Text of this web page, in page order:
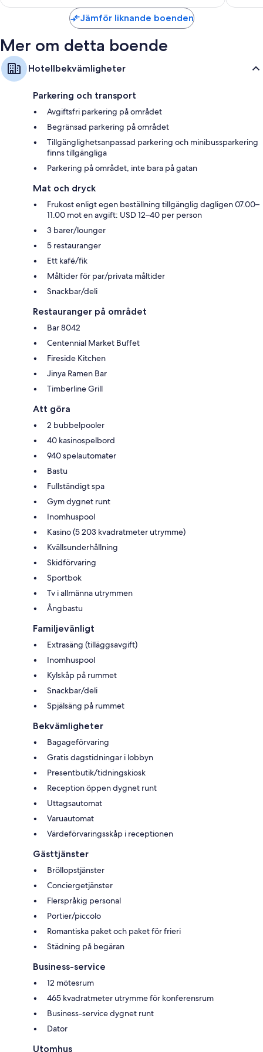
Badrum med åtskilda badkar och duschar och gratis toalettartiklar
Garderober, kylskåp och kaffe- och tebryggare
Jämför liknande boenden
Mer om detta boende
Hotellbekvämligheter
Parkering och transport
Avgiftsfri parkering på området
Begränsad parkering på området
Tillgänglighetsanpassad parkering och minibussparkering
finns tillgängliga
Parkering på området, inte bara på gatan
Mat och dryck
Frukost enligt egen beställning tillgänglig dagligen 07.00–
11.00 mot en avgift: USD 12–40 per person
3 barer/lounger
5 restauranger
Ett kafé/fik
Måltider för par/privata måltider
Snackbar/deli
Restauranger på området
Bar 8042
Centennial Market Buffet
Fireside Kitchen
Jinya Ramen Bar
Timberline Grill
Att göra
2 bubbelpooler
40 kasinospelbord
940 spelautomater
Bastu
Fullständigt spa
Gym dygnet runt
Inomhuspool
Kasino (5 203 kvadratmeter utrymme)
Kvällsunderhållning
Skidförvaring
Sportbok
Tv i allmänna utrymmen
Ångbastu
Familjevänligt
Extrasäng (tilläggsavgift)
Inomhuspool
Kylskåp på rummet
Snackbar/deli
Spjälsäng på rummet
Bekvämligheter
Bagageförvaring
Gratis dagstidningar i lobbyn
Presentbutik/tidningskiosk
Reception öppen dygnet runt
Uttagsautomat
Varuautomat
Värdeförvaringsskåp i receptionen
Gästtjänster
Bröllopstjänster
Conciergetjänster
Flerspråkig personal
Portier/piccolo
Romantiska paket och paket för frieri
Städning på begäran
Business-service
12 mötesrum
465 kvadratmeter utrymme för konferensrum
Business-service dygnet runt
Dator
Utomhus